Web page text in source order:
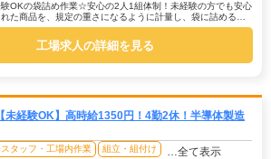
OKの袋詰め作業☆安心の2人1組体制！未経験の方でも安心
た商品を、規定の重さになるように計量し、袋に詰める作
せ...
工場求人の詳細を見る
未経験OK】高時給1350円！4勤2休！半導体製造
タッフ・工場内作業 組立・組付け …全て表示